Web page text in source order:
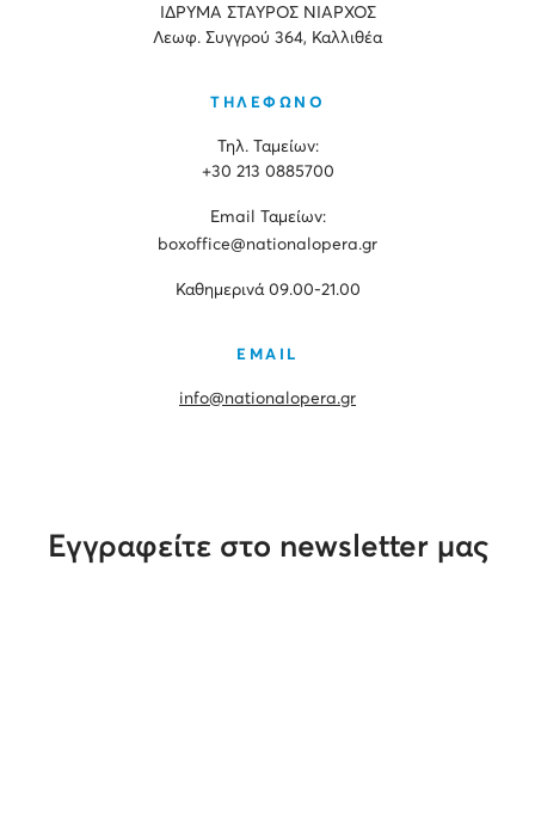
ΙΔΡΥΜΑ ΣΤΑΥΡΟΣ ΝΙΑΡΧΟΣ
Λεωφ. Συγγρού 364, Καλλιθέα
ΤΗΛΕΦΩΝΟ
Τηλ. Ταμείων:
+30 213 0885700
Εmail Ταμείων:
boxoffice@nationalopera.gr
Καθημερινά 09.00-21.00
EMAIL
info@nationalopera.gr
Εγγραφείτε στο newsletter μας